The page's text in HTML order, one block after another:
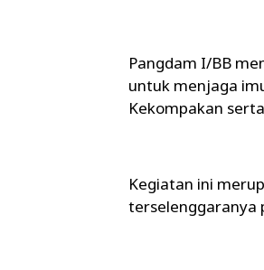
Pangdam I/BB
untuk menjaga
Kekompakan
Kegiatan ini
terselenggaranya